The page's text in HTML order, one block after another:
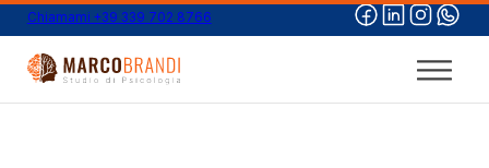
Chiamami +39 339 702 8766